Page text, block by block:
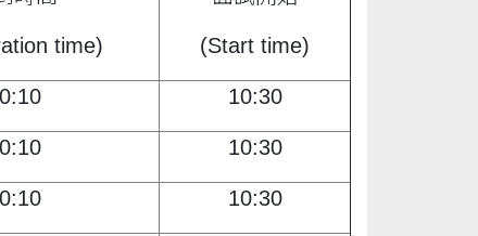
time) (Start time)
10:30
10:30
10:30